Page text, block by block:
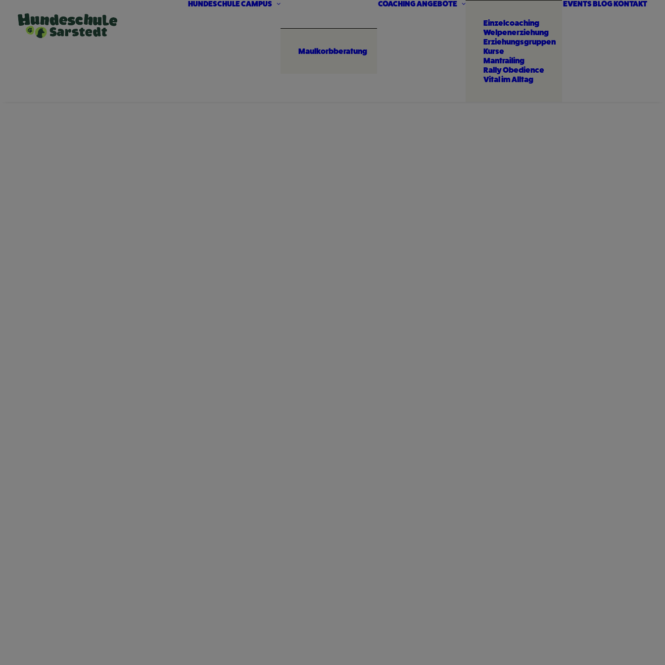
HUNDESCHULECAMPUS
Maulkorbberatung
COACHING ANGEBOTE
Einzelcoaching
Welpenerziehung
Erziehungsgruppen
Kurse
Mantrailing
Rally Obedience
Vital im Alltag
EVENTSBLOGKONTAKT